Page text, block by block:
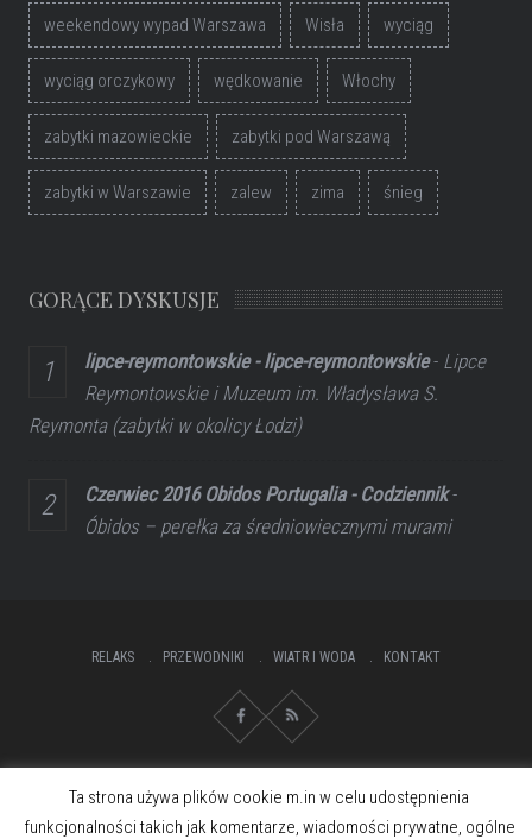
weekendowy wypad Warszawa Wisła wyciąg
wyciąg orczykowy wędkowanie Włochy
zabytki mazowieckie zabytki pod Warszawą
zabytki w Warszawie zalew zima śnieg
GORĄCE DYSKUSJE
lipce-reymontowskie - lipce-reymontowskie- Lipce
Reymontowskie i Muzeum im. Władysława S.
Reymonta (zabytki w okolicy Łodzi)
Czerwiec 2016 Obidos Portugalia - Codziennik-
Óbidos – perełka za średniowiecznymi murami
RELAKS PRZEWODNIKI WIATR I WODA KONTAKT
Ta strona używa plików cookie m.in w celu udostępnienia
funkcjonalności takich jak komentarze, wiadomości prywatne, ogólne